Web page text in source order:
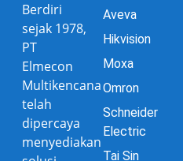
Berdiri
sejak 1978,
PT
Elmecon
Multikencana
telah
dipercaya
menyediakan
Aveva
Hikvision
Moxa
Omron
Schneider
Electric
Tai Sin